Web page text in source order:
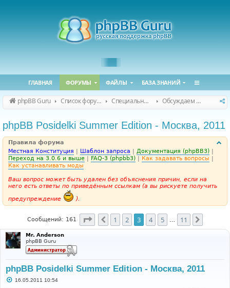
ГЛАВНАЯ ФОРУМЫ ФАЙЛЫ БАЗА ЗНАНИЙ
phpBB Guru Список форумов Специальные форумы Обсуждаем сайт и конференцию
phpBB Posidelki Summer Edition - Москва, 2011
Правила форума
Местная Конституция | Шаблон запроса | Документация (phpBB3) |
Переход на 3.0.6 и выше | FAQ-3 (phpbb3) | Как задавать вопросы |
Как устанавливать моды
Ваш вопрос может быть удален без объяснения причин, если на
него есть ответы по приведённым ссылкам (а вы рискуете получить
предупреждение
).
Сообщений: 161 Страница 3из11
Пред.
1 2 3 4 5 11
Mr. Anderson
phpBB Guru
phpBB Posidelki Summer Edition - Москва, 2011
С16.05.2011 10:54